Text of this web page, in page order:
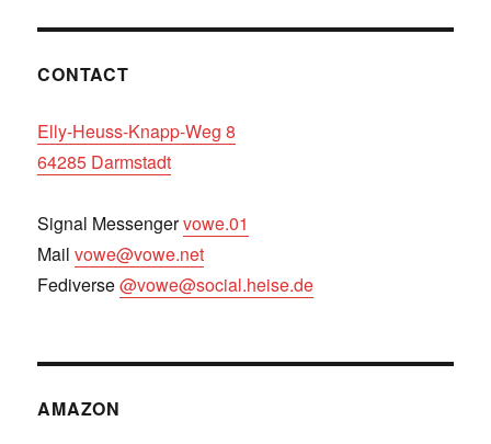
CONTACT
Elly-Heuss-Knapp-Weg 8
64285 Darmstadt
Signal Messengervowe.01
Mailvowe@vowe.net
Fediverse@vowe@social.heise.de
AMAZON